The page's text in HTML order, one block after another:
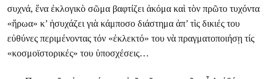
συχνά, ἕνα ἐκλογικὸ σῶμα βαφτίζει ἀκόμα καὶ τὸν πρῶτο τυχόντα
«ἥρωα» κ’ ἡσυχάζει γιὰ κάμποσο διάστημα ἀπ’ τὶς δικιές του
εὐθύνες περιμένοντας τόν «ἐκλεκτό» του νὰ πραγματοποιήσῃ τίς
«κοσμοϊστορικές» του ὑποσχέσεις…